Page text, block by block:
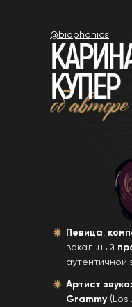
Певица
вокальный
аутентичной
Артист
Grammy (Los
@biophonics
КУПЕР